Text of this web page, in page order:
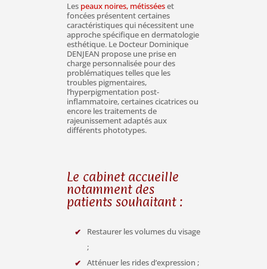
Les peaux noires, métisséeset
foncées présentent certaines
caractéristiques qui nécessitent une
approche spécifique en dermatologie
esthétique. Le Docteur Dominique
DENJEAN propose une prise en
charge personnalisée pour des
problématiques telles que les
troubles pigmentaires,
l’hyperpigmentation post-
inflammatoire, certaines cicatrices ou
encore les traitements de
rajeunissement adaptés aux
différents phototypes.
Le cabinet accueille
notamment des
patients souhaitant :
Restaurer les volumes du visage
;
Atténuer les rides d’expression ;